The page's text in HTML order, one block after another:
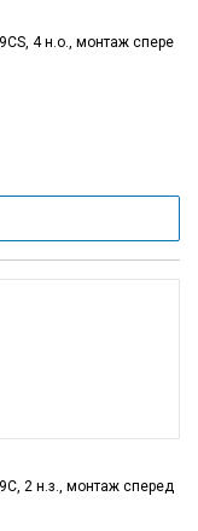
4 н.о., монтаж спере
2 н.з., монтаж сперед